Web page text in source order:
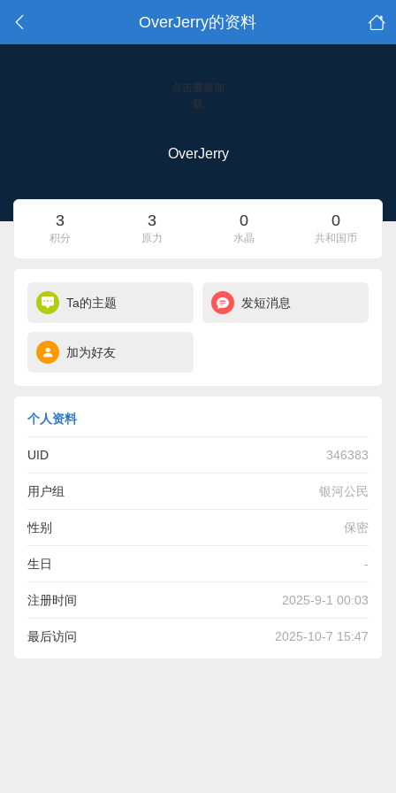
OverJerry的资料
点击重新加
载
OverJerry
3
积分
3
原力
0
水晶
0
共和国币
Ta的主题 发短消息
加为好友
个人资料
UID 346383
用户组 银河公民
性别 保密
生日 -
注册时间 2025-9-1 00:03
最后访问 2025-10-7 15:47